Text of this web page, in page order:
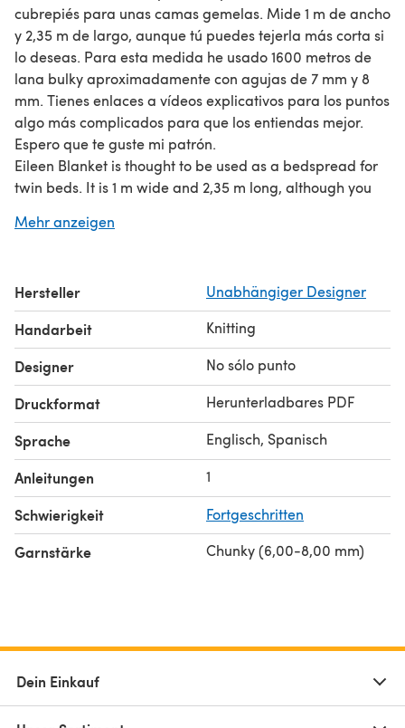
cubrepiés para unas camas gemelas. Mide 1 m de ancho
y 2,35 m de largo, aunque tú puedes tejerla más corta si
lo deseas. Para esta medida he usado 1600 metros de
lana bulky aproximadamente con agujas de 7 mm y 8
mm. Tienes enlaces a vídeos explicativos para los puntos
algo más complicados para que los entiendas mejor.
Espero que te guste mi patrón.
Eileen Blanket is thought to be used as a bedspread for
twin beds. It is 1 m wide and 2,35 m long, although you
1600 m of bulky yarn with 7mm and 8 mm needles. You
like my pattern.
Mehr anzeigen
Hersteller Unabhängiger Designer
Handarbeit Knitting
Designer No sólo punto
Druckformat Herunterladbares PDF
Sprache Englisch, Spanisch
Anleitungen 1
Schwierigkeit Fortgeschritten
Garnstärke Chunky (6,00-8,00 mm)
Dein Einkauf